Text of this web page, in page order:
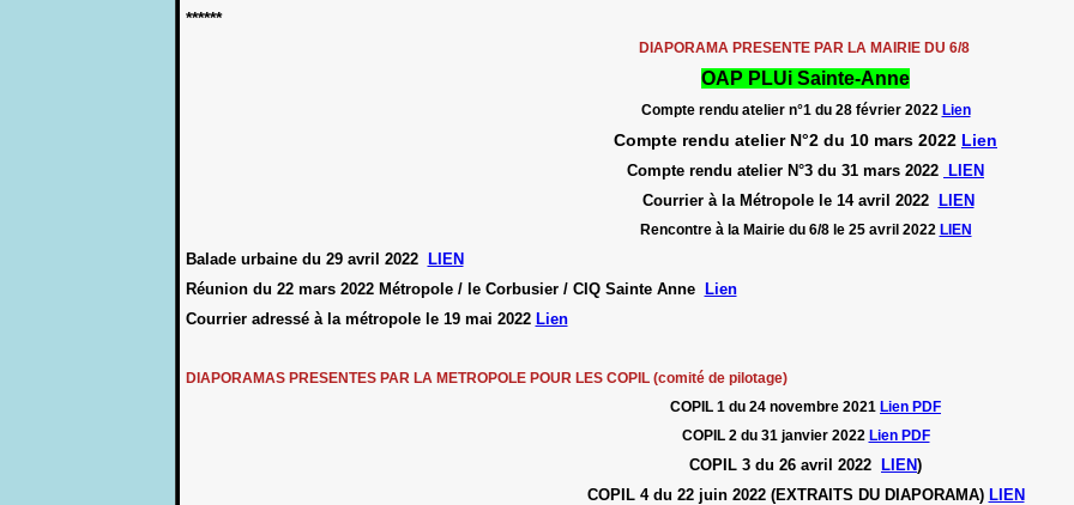
******
DIAPORAMA PRESENTE PAR LA MAIRIE DU 6/8
OAP PLUi Sainte-Anne
Compte rendu atelier n°1 du 28 février 2022 Lien
Compte rendu atelier N°2 du 10 mars 2022 Lien
Compte rendu atelier N°3 du 31 mars 2022
LIEN
Courrier à la Métropole le 14 avril 2022
LIEN
Rencontre à la Mairie du 6/8 le 25 avril 2022 LIEN
Balade urbaine du 29 avril 2022
LIEN
Réunion du 22 mars 2022 Métropole / le Corbusier / CIQ Sainte Anne
Lien
Courrier adressé à la métropole le 19 mai 2022 Lien
DIAPORAMAS PRESENTES PAR LA METROPOLE POUR LES COPIL (comité de pilotage)
COPIL 1 du 24 novembre 2021 Lien PDF
COPIL 2 du 31 janvier 2022 Lien PDF
COPIL 3 du 26 avril 2022 LIEN)
COPIL 4 du 22 juin 2022 (EXTRAITS DU DIAPORAMA) LIEN